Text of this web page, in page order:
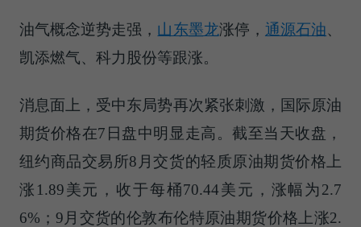
油气概念逆势走强， 山东墨龙涨停， 通源石油、
凯添燃气、科力股份等跟涨。
消息面上，受中东局势再次紧张刺激，国际原油
期货价格在7日盘中明显走高。截至当天收盘，
纽约商品交易所8月交货的轻质原油期货价格上
涨1.89美元，收于每桶70.44美元，涨幅为2.7
6%；9月交货的伦敦布伦特原油期货价格上涨2.